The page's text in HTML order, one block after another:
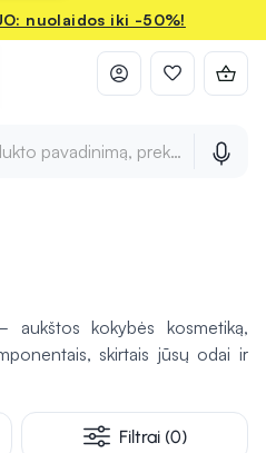
nuolaidos iki -50%!
pavadinimą, prekės ženklą ir
aukštos kokybės kosmetiką,
skirtais jūsų odai ir
Filtrai (0)